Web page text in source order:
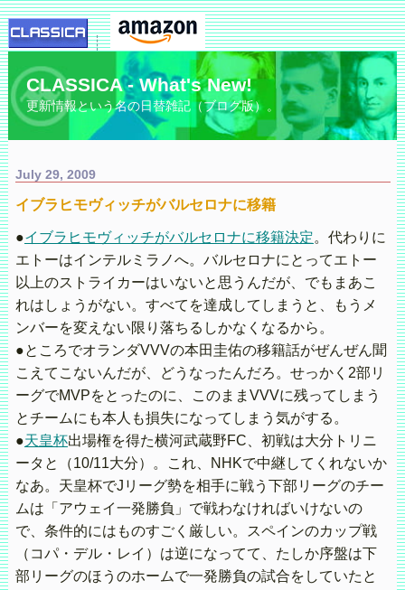
CLASSICA - What's New!
更新情報という名の日替雑記（ブログ版）。
July 29, 2009
イブラヒモヴィッチがバルセロナに移籍
●イブラヒモヴィッチがバルセロナに移籍決定。代わりに
エトーはインテルミラノへ。バルセロナにとってエトー
以上のストライカーはいないと思うんだが、でもまあこ
れはしょうがない。すべてを達成してしまうと、もうメ
ンバーを変えない限り落ちるしかなくなるから。
●ところでオランダVVVの本田圭佑の移籍話がぜんぜん聞
こえてこないんだが、どうなったんだろ。せっかく2部リ
ーグでMVPをとったのに、このままVVVに残ってしまう
とチームにも本人も損失になってしまう気がする。
●天皇杯出場権を得た横河武蔵野FC、初戦は大分トリニ
ータと（10/11大分）。これ、NHKで中継してくれないか
なあ。天皇杯でJリーグ勢を相手に戦う下部リーグのチー
ムは「アウェイ一発勝負」で戦わなければいけないの
で、条件的にはものすごく厳しい。スペインのカップ戦
（コパ・デル・レイ）は逆になってて、たしか序盤は下
部リーグのほうのホームで一発勝負の試合をしていたと